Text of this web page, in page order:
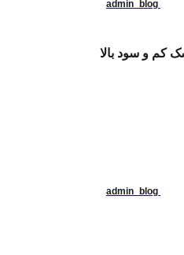
admin_blog
admin_blog